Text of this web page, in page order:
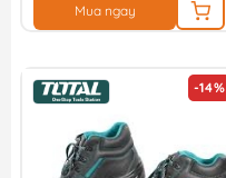
Mua ngay
-14%